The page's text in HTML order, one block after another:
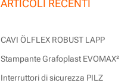
ARTICOLI RECENTI
CAVI ÖLFLEX ROBUST LAPP
Stampante Grafoplast EVOMAX²
Interruttori di sicurezza PILZ